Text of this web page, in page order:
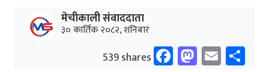
मेचीकाली संवाददाता
३० कार्तिक २०८२, शनिबार
539 shares Facebook
Email